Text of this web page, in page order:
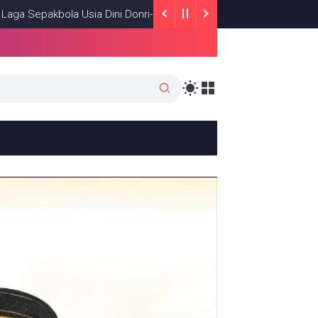
Dini Donri-Donri Ajang Pencarian Bakat